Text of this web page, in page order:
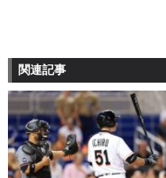
関連記事